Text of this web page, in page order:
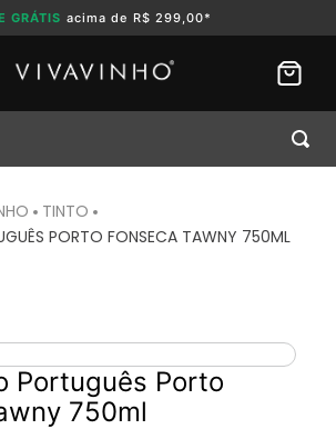
GRÁTIS acima de R$ 299,00*
TINTO
PORTO FONSECA TAWNY 750ML
Português Porto
750ml